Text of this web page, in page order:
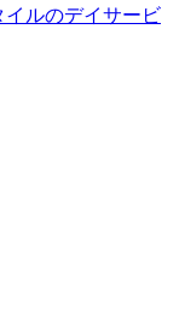
ルのデイサービ